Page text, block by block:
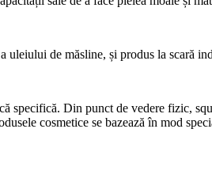
de măsline, și produs la scară
specifică. Din punct de vedere fizic,
cosmetice se bazează în mod